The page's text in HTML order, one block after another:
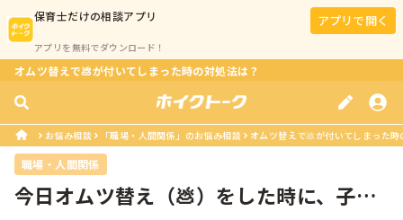
保育士だけの相談アプリ
アプリを無料でダウンロード！
アプリで開く
オムツ替えで💩が付いてしまった時の対処法は？
お悩み相談 「職場・人間関係」のお悩み相談 オムツ替えで💩が付いてしまった時
職場・人間関係
今日オムツ替え（💩）をした時に、子ど